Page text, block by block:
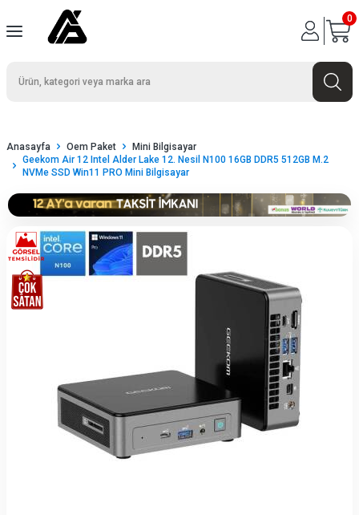
0
Anasayfa Oem Paket
Mini Bilgisayar
Geekom Air 12 Intel Alder Lake 12. Nesil N100 16GB DDR5 512GB M.2
NVMe SSD Win11 PRO Mini Bilgisayar